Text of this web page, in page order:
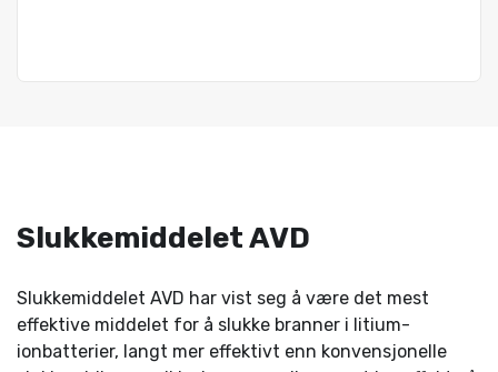
Slukkemiddelet AVD
Slukkemiddelet AVD har vist seg å være det mest
effektive middelet for å slukke branner i litium-
ionbatterier, langt mer effektivt enn konvensjonelle